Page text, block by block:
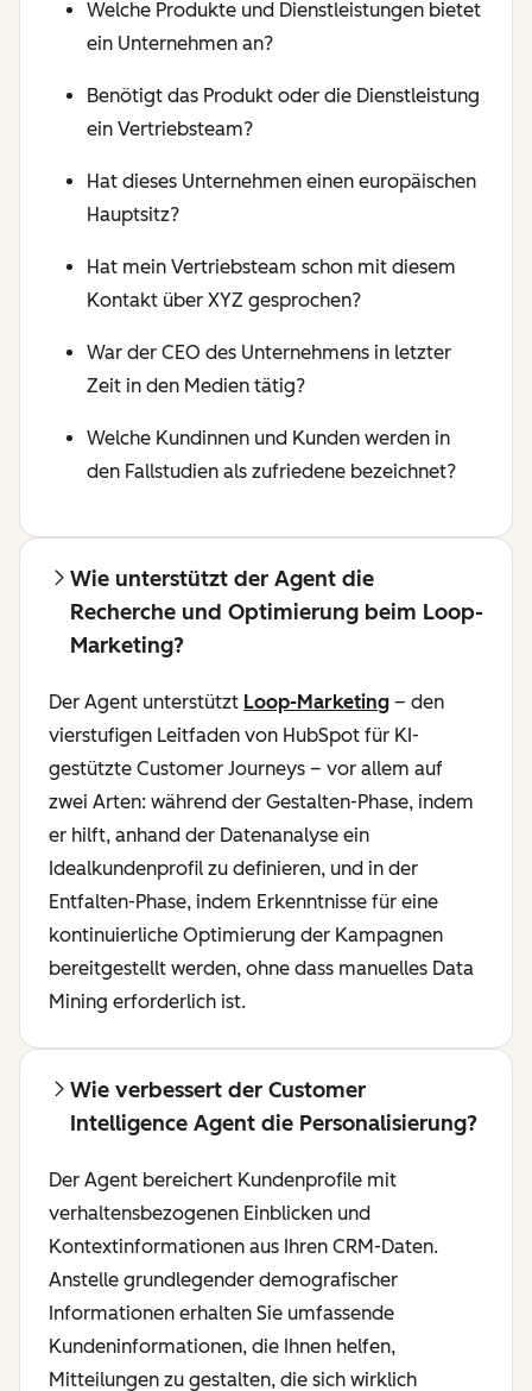
Welche Produkte und Dienstleistungen bietet
ein Unternehmen an?
Benötigt das Produkt oder die Dienstleistung
ein Vertriebsteam?
Hat dieses Unternehmen einen europäischen
Hauptsitz?
Hat mein Vertriebsteam schon mit diesem
Kontakt über XYZ gesprochen?
War der CEO des Unternehmens in letzter
Zeit in den Medien tätig?
Welche Kundinnen und Kunden werden in
den Fallstudien als zufriedene bezeichnet?
Wie unterstützt der Agent die
Recherche und Optimierung beim Loop-
Marketing?
Der Agent unterstützt Loop-Marketing – den
vierstufigen Leitfaden von HubSpot für KI-
gestützte Customer Journeys – vor allem auf
zwei Arten: während der Gestalten-Phase, indem
er hilft, anhand der Datenanalyse ein
Idealkundenprofil zu definieren, und in der
Entfalten-Phase, indem Erkenntnisse für eine
kontinuierliche Optimierung der Kampagnen
bereitgestellt werden, ohne dass manuelles Data
Mining erforderlich ist.
Wie verbessert der Customer
Intelligence Agent die Personalisierung?
Der Agent bereichert Kundenprofile mit
verhaltensbezogenen Einblicken und
Kontextinformationen aus Ihren CRM-Daten.
Anstelle grundlegender demografischer
Informationen erhalten Sie umfassende
Kundeninformationen, die Ihnen helfen,
Mitteilungen zu gestalten, die sich wirklich